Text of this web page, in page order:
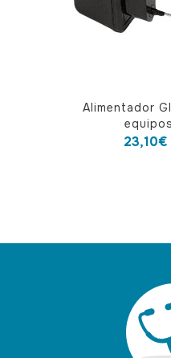
Alimentador
23,10€